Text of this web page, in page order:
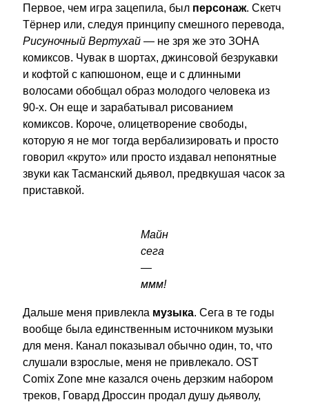
Первое, чем игра зацепила, был персонаж. Скетч
Тёрнер или, следуя принципу смешного перевода,
Рисуночный Вертухай — не зря же это ЗОНА
комиксов. Чувак в шортах, джинсовой безрукавки
и кофтой с капюшоном, еще и с длинными
волосами обобщал образ молодого человека из
90-х. Он еще и зарабатывал рисованием
комиксов. Короче, олицетворение свободы,
которую я не мог тогда вербализировать и просто
говорил «круто» или просто издавал непонятные
звуки как Тасманский дьявол, предвкушая часок за
приставкой.
Майн
сега
—
ммм!
Дальше меня привлекла музыка. Сега в те годы
вообще была единственным источником музыки
для меня. Канал показывал обычно один, то, что
слушали взрослые, меня не привлекало. OST
Comix Zone мне казался очень дерзким набором
треков, Говард Дроссин продал душу дьяволу,